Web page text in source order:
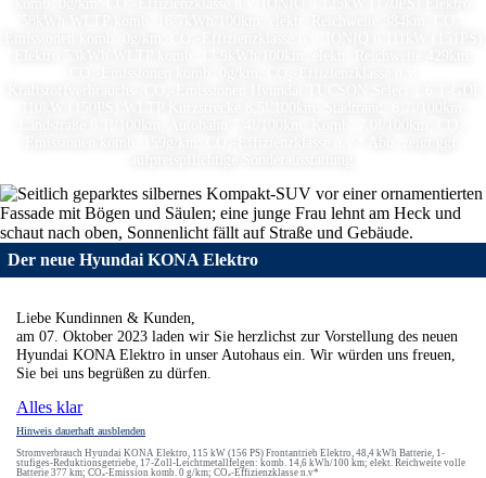
Der neue Hyundai KONA Elektro
Liebe Kundinnen & Kunden,
am 07. Oktober 2023 laden wir Sie herzlichst zur Vorstellung des neuen
Hyundai KONA Elektro in unser Autohaus ein. Wir würden uns freuen,
Sie bei uns begrüßen zu dürfen.
Alles klar
Hinweis dauerhaft ausblenden
Stromverbrauch Hyundai KONA Elektro, 115 kW (156 PS) Frontantrieb Elektro, 48,4 kWh Batterie, 1-
stufiges-Reduktionsgetriebe, 17-Zoll-Leichtmetallfelgen: komb. 14,6 kWh/100 km; elekt. Reichweite volle
Batterie 377 km; CO₂-Emission komb. 0 g/km; CO₂-Effizienzklasse n.v*